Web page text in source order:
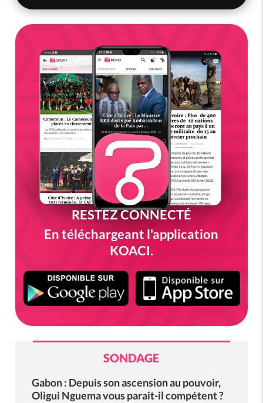
RESTEZ CONNECTÉ
En téléchargeant l'application
KOACI.
SONDAGE
Gabon : Depuis son ascension au pouvoir,
Oligui Nguema vous parait-il compétent ?